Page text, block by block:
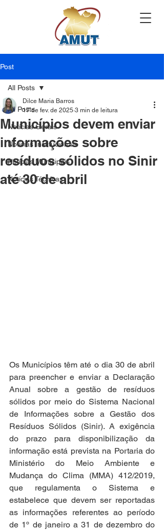
Post
All Posts
Notícias Gerais
Notícias Institucionais
Notícias Municipais
Notícias Técnicas
All Posts
Municípios devem enviar
informações sobre
resíduos sólidos no Sinir
até 30 de abril
Dilce Maria Barros
17 de fev. de 2025 3 min de leitura
Os Municípios têm até o dia 30 de abril
para preencher e enviar a Declaração
Anual sobre a gestão de resíduos
sólidos por meio do Sistema Nacional
de Informações sobre a Gestão dos
Resíduos Sólidos (Sinir). A exigência
do prazo para disponibilização da
informação está prevista na Portaria do
Ministério do Meio Ambiente e
Mudança do Clima (MMA) 412/2019,
que regulamenta o Sistema e
estabelece que devem ser reportadas
as informações referentes ao período
de 1º de janeiro a 31 de dezembro do